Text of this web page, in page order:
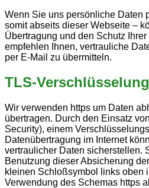
Wenn Sie uns persönliche Daten
somit abseits dieser Webseite –
Übertragung und den Schutz
empfehlen Ihnen, vertrauliche
per E-Mail zu übermitteln.
TLS-
Wir verwenden https um Daten
übertragen. Durch den Einsatz
Security), einem
Datenübertragung im Internet
vertraulicher Daten sicherstellen.
Benutzung dieser Absicherung
kleinen Schloßsymbol links oben
Verwendung des Schemas https